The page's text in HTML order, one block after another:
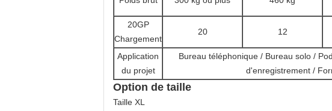
20GP
Chargement
20 12
Application
du projet
Bureau téléphonique / Bureau solo /
d'enregistrement /
Option de taille
Taille XL